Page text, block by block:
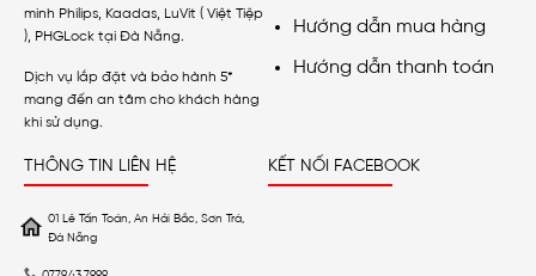
minh Philips, Kaadas, LuVit ( Việt Tiệp
), PHGLock tại Đà Nẵng.
Dịch vụ lắp đặt và bảo hành 5*
mang đến an tâm cho khách hàng
khi sử dụng.
Hướng dẫn mua hàng
Hướng dẫn thanh toán
THÔNG TIN LIÊN HỆ
01 Lê Tấn Toán, An Hải Bắc, Sơn Trà,
Đà Nẵng
KẾT NỐI FACEBOOK